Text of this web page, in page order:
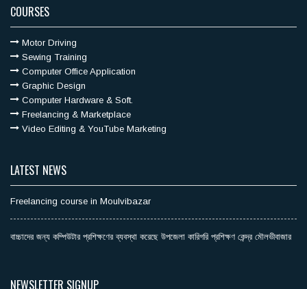
COURSES
Motor Driving
Sewing Training
Computer Office Application
Graphic Design
Computer Hardware & Soft.
Freelancing & Marketplace
Video Editing & YouTube Marketing
LATEST NEWS
Freelancing course in Moulvibazar
বাচ্চাদের জন্য কম্পিউটার প্রশিক্ষণের ব্যবস্থা করেছে উপজেলা কারিগরি প্রশিক্ষণ কেন্দ্র মৌলভীবাজার
NEWSLETTER SIGNUP